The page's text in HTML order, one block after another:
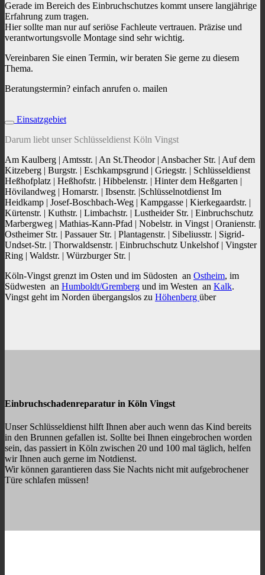
Gerade im Bereich des Einbruchschutzes kommt unsere langjährige
Erfahrung zum tragen.
Hier sollte man nur auf seriöse Fachleute vertrauen. Präzise und
verantwortungsvolle Montage sind sehr wichtig.
Vereinbaren Sie einen Termin, wir beraten Sie gerne zu diesem
Thema.
Beratungstermin? einfach anrufen o. mailen
Einsatzgebiet
Darum liebt unser Schlüsseldienst Köln Vingst
Am Kaulberg | Amtsstr. | An St.Theodor | Ansbacher Str. | Auf dem
Kitzeberg | Burgstr. | Eschkampsgrund | Griegstr. | Schlüsseldienst
Heßhofplatz | Heßhofstr. | Hibbelenstr. | Hinter dem Heßgarten |
Hövilandweg | Homarstr. | Ibsenstr. |Schlüsselnotdienst Im
Heidkamp | Josef-Boschbach-Weg | Kampgasse | Kierkegaardstr. |
Kürtenstr. | Kuthstr. | Limbachstr. | Lustheider Str. | Einbruchschutz
Marbergweg | Mathias-Kann-Pfad | Nobelstr. in Vingst | Oranienstr. |
Ostheimer Str. | Passauer Str. | Plantagenstr. | Sibeliusstr. | Sigrid-
Undset-Str. | Thorwaldsenstr. | Einbruchschutz Unkelshof | Vingster
Ring | Waldstr. | Würzburger Str. |
Köln-Vingst grenzt im Osten und im Südosten an Ostheim, im
Südwesten an Humboldt/Gremberg und im Westen an Kalk.
Vingst geht im Norden übergangslos zu Höhenberg über
Einbruchschadenreparatur in Köln Vingst
Unser Schlüsseldienst hilft Ihnen aber auch wenn das Kind bereits
in den Brunnen gefallen ist. Sollte bei Ihnen eingebrochen worden
sein, das passiert in Köln zwischen 20 und 100 mal täglich, helfen
wir Ihnen auch gerne im Notdienst.
Wir können garantieren dass Sie Nachts nicht mit aufgebrochener
Türe schlafen müssen!